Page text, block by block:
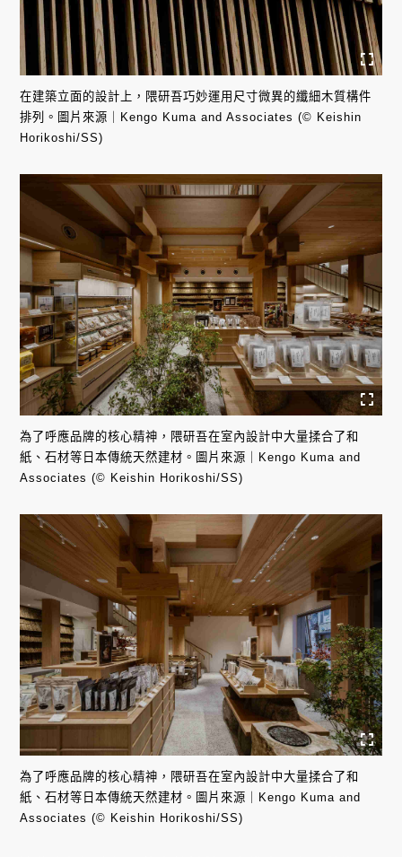
在建築立面的設計上，隈研吾巧妙運用尺寸微異的纖細木質構件
排列。圖片來源｜Kengo Kuma and Associates (© Keishin
Horikoshi/SS)
為了呼應品牌的核心精神，隈研吾在室內設計中大量揉合了和
紙、石材等日本傳統天然建材。圖片來源｜Kengo Kuma and
Associates (© Keishin Horikoshi/SS)
為了呼應品牌的核心精神，隈研吾在室內設計中大量揉合了和
紙、石材等日本傳統天然建材。圖片來源｜Kengo Kuma and
Associates (© Keishin Horikoshi/SS)